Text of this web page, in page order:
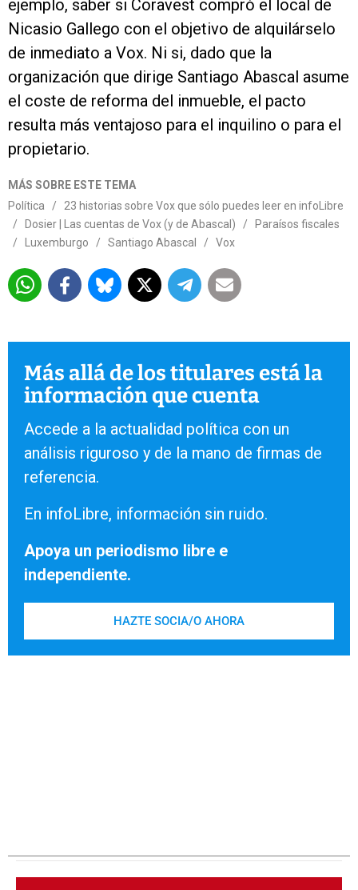
ejemplo, saber si Coravest compró el local de
Nicasio Gallego con el objetivo de alquilárselo
de inmediato a Vox. Ni si, dado que la
organización que dirige Santiago Abascal asume
el coste de reforma del inmueble, el pacto
resulta más ventajoso para el inquilino o para el
propietario.
MÁS SOBRE ESTE TEMA
Política
/
23 historias sobre Vox que sólo puedes leer en infoLibre
/
Dosier | Las cuentas de Vox (y de Abascal) /
Paraísos fiscales
/
Luxemburgo / Santiago Abascal / Vox
Más allá de los titulares está la
información que cuenta
Accede a la actualidad política con un
análisis riguroso y de la mano de firmas de
referencia.
En infoLibre, información sin ruido.
Apoya un periodismo libre e
independiente.
HAZTE SOCIA/O AHORA